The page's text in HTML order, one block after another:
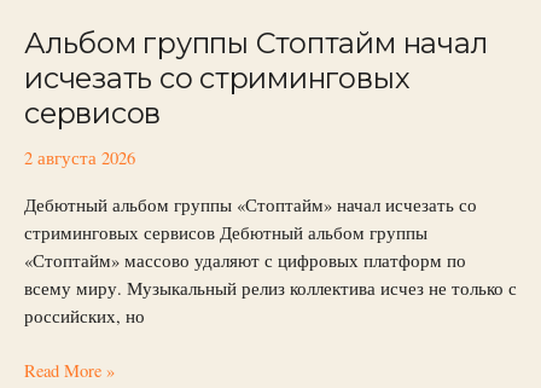
Альбом группы Стоптайм начал
исчезать со стриминговых
сервисов
2 августа 2026
Дебютный альбом группы «Стоптайм» начал исчезать со
стриминговых сервисов Дебютный альбом группы
«Стоптайм» массово удаляют с цифровых платформ по
всему миру. Музыкальный релиз коллектива исчез не только с
российских, но
Альбом
Стоптайм
начал
исчезать
стриминговых
сервисов
Read More »